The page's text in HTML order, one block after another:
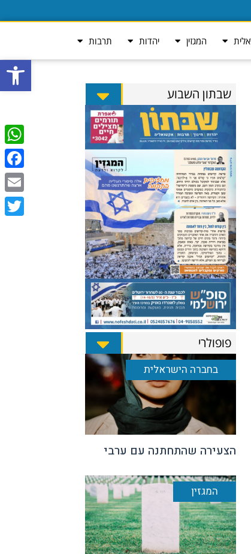
פתח
המגזין יהדות תרבות
שבתון השבוע
פופולרי
בחברה הישראלית
הצעירה שהתחתנה עם ערבי
המגזין
Email